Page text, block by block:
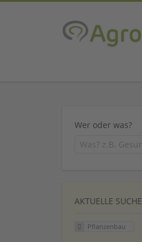
Wer oder was?
AKTUELLE SUCHE
Pflanzenbau